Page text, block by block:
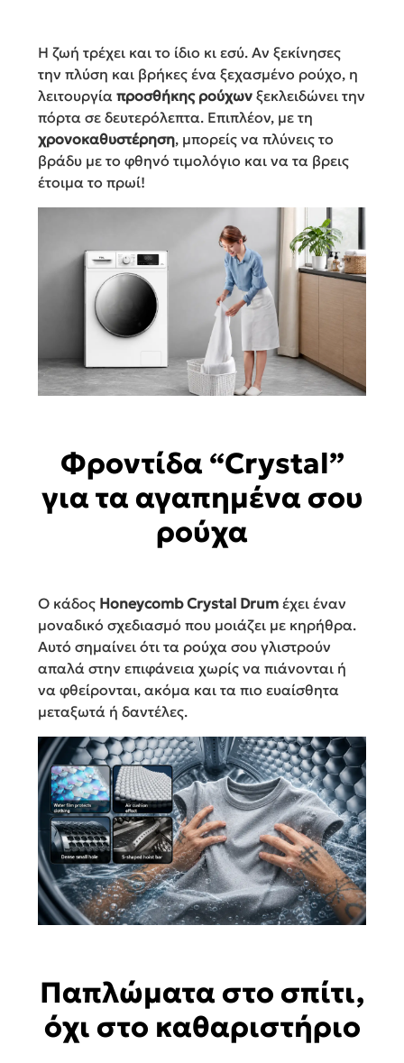
Η ζωή τρέχει και το ίδιο κι εσύ. Αν ξεκίνησες
την πλύση και βρήκες ένα ξεχασμένο ρούχο, η
λειτουργία προσθήκης ρούχων ξεκλειδώνει την
πόρτα σε δευτερόλεπτα. Επιπλέον, με τη
χρονοκαθυστέρηση, μπορείς να πλύνεις το
βράδυ με το φθηνό τιμολόγιο και να τα βρεις
έτοιμα το πρωί!
Φροντίδα “Crystal”
για τα αγαπημένα σου
ρούχα
Ο κάδος Honeycomb Crystal Drum έχει έναν
μοναδικό σχεδιασμό που μοιάζει με κηρήθρα.
Αυτό σημαίνει ότι τα ρούχα σου γλιστρούν
απαλά στην επιφάνεια χωρίς να πιάνονται ή
να φθείρονται, ακόμα και τα πιο ευαίσθητα
μεταξωτά ή δαντέλες.
Παπλώματα στο σπίτι,
όχι στο καθαριστήριο